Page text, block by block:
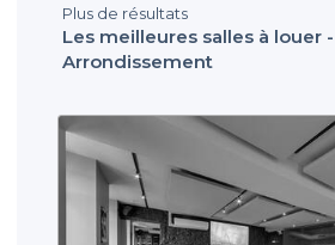
Plus de résultats
Les meilleures salles à louer
Arrondissement